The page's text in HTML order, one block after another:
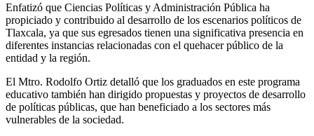
Enfatizó que Ciencias Políticas y Administración Pública ha
propiciado y contribuido al desarrollo de los escenarios políticos de
Tlaxcala, ya que sus egresados tienen una significativa presencia en
diferentes instancias relacionadas con el quehacer público de la
entidad y la región.
El Mtro. Rodolfo Ortiz detalló que los graduados en este programa
educativo también han dirigido propuestas y proyectos de desarrollo
de políticas públicas, que han beneficiado a los sectores más
vulnerables de la sociedad.